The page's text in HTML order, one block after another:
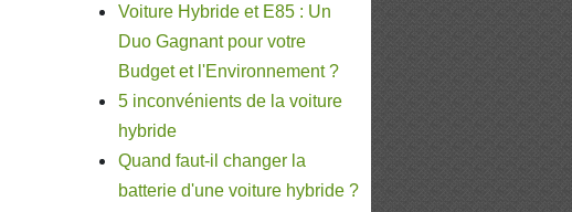
Voiture Hybride et E85 : Un
Duo Gagnant pour votre
Budget et l'Environnement ?
5 inconvénients de la voiture
hybride
Quand faut-il changer la
batterie d'une voiture hybride ?